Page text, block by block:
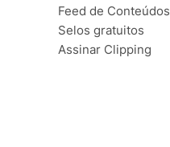
Feed de Conteúdos
Selos gratuitos
Assinar Clipping